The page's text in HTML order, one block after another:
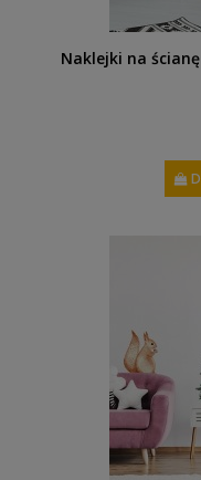
Naklejki na